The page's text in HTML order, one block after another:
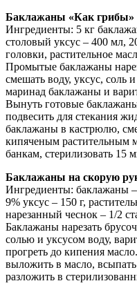
Баклажаны «Как грибы»
Ингредиенты: 5 кг
столовый уксус – 400 мл,
головки, растительное
Промытые баклажаны
смешать воду, уксус, соль
маринад баклажаны и
Вынуть готовые
подвесить для стекания
баклажаны в кастрюлю,
кипяченым растительным
банкам, стерилизовать 15
Баклажаны на скорую
Ингредиенты: баклажаны –
9% уксус – 150 г,
нарезанный чеснок – 1/2
Баклажаны нарезать
солью и уксусом воду,
прогреть до кипения
выложить в масло,
разложить в